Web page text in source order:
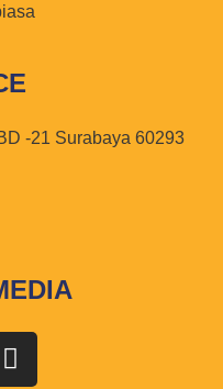
-21 Surabaya 60293